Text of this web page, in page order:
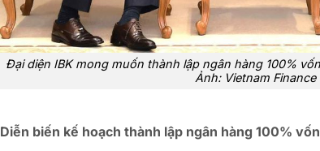
Đại diện IBK mong muốn thành lập ngân hàng 100%
Ảnh: Vietnam Finance
Diễn biến kế hoạch thành lập ngân hàng 100%